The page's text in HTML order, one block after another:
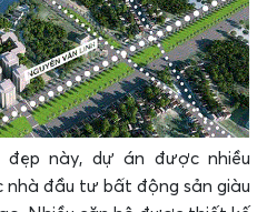
này, dự án được nhiều
nhà đầu tư bất động sản giàu